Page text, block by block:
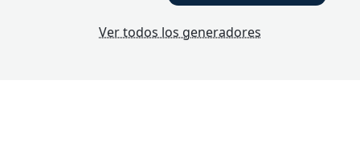
Ver todos los generadores